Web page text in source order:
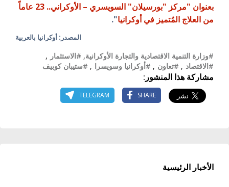
بعنوان "مركز "بورسيلان" السويسري – الأوكراني.. 23 عاماً
من العلاج المُتميز في أوكرانيا".
المصدر: أوكرانيا بالعربية
#وزارة التنمية الاقتصادية والتجارة الأوكرانية, #الاستثمار ,
#الاقتصاد , #تعاون , #أوكرانيا وسويسرا , #ستيبان كوبيف
مشاركة هذا المنشور:
SHARE
TELEGRAM
الأخبار الرئيسية